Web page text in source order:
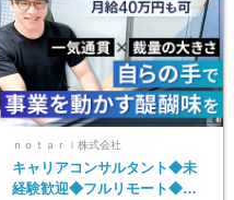
ｎｏｔａｒｉ株式会社
キャリアコンサルタント◆未
経験歓迎◆フルリモート◆フ